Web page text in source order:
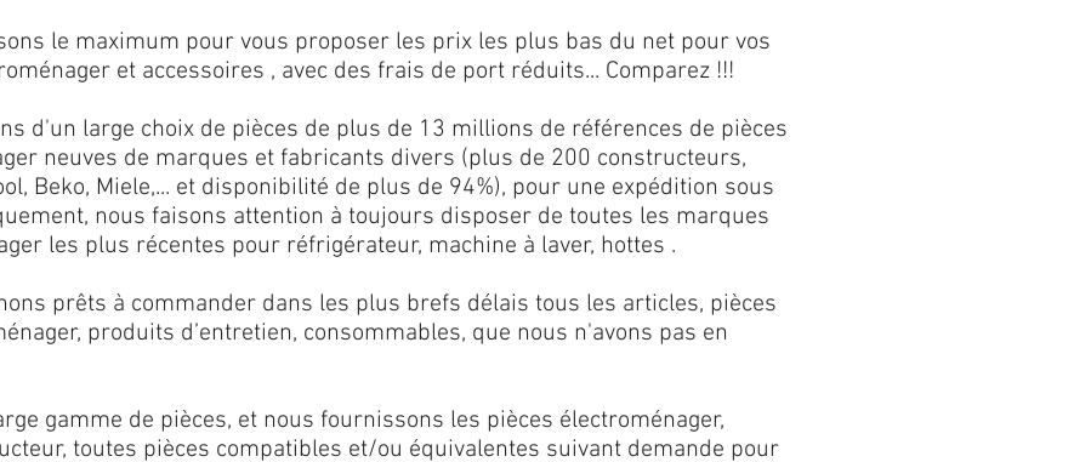
le maximum pour vous proposer les prix les plus bas du net pour vos
et accessoires , avec des frais de port réduits... Comparez !!!
d'un large choix de pièces de plus de 13 millions de références de pièces
neuves de marques et fabricants divers (plus de 200 constructeurs,
Beko, Miele,... et disponibilité de plus de 94%), pour une expédition sous
nous faisons attention à toujours disposer de toutes les marques
les plus récentes pour réfrigérateur, machine à laver, hottes .
prêts à commander dans les plus brefs délais tous les articles, pièces
produits d’entretien, consommables, que nous n'avons pas en
gamme de pièces, et nous fournissons les pièces électroménager,
toutes pièces compatibles et/ou équivalentes suivant demande pour